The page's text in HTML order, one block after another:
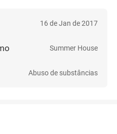
16 de Jan de 2017
Summer House
Abuso de substâncias